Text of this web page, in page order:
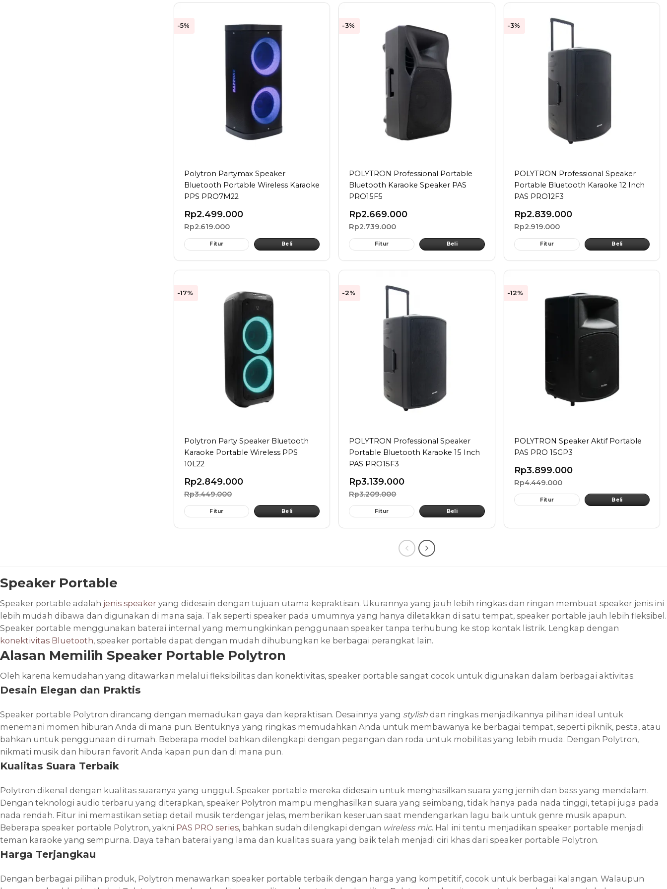
-5%
Polytron Partymax Speaker
Bluetooth Portable Wireless Karaoke
PPS PRO7M22
Rp2.499.000
Rp2.619.000
Fitur Beli
-3%
POLYTRON Professional Portable
Bluetooth Karaoke Speaker PAS
PRO15F5
Rp2.669.000
Rp2.739.000
Fitur Beli
-3%
POLYTRON Professional Speaker
Portable Bluetooth Karaoke 12 Inch
PAS PRO12F3
Rp2.839.000
Rp2.919.000
Fitur Beli
-17%
Polytron Party Speaker Bluetooth
Karaoke Portable Wireless PPS
10L22
Rp2.849.000
Rp3.449.000
Fitur Beli
-2%
POLYTRON Professional Speaker
Portable Bluetooth Karaoke 15 Inch
PAS PRO15F3
Rp3.139.000
Rp3.209.000
Fitur Beli
-12%
POLYTRON Speaker Aktif Portable
PAS PRO 15GP3
Rp3.899.000
Rp4.449.000
Fitur Beli
Speaker Portable
Speaker portable adalah jenis speaker yang didesain dengan tujuan utama kepraktisan. Ukurannya yang jauh lebih ringkas dan ringan membuat speaker jenis ini
lebih mudah dibawa dan digunakan di mana saja. Tak seperti speaker pada umumnya yang hanya diletakkan di satu tempat, speaker portable jauh lebih fleksibel.
Speaker portable menggunakan baterai internal yang memungkinkan penggunaan speaker tanpa terhubung ke stop kontak listrik. Lengkap dengan
konektivitas Bluetooth, speaker portable dapat dengan mudah dihubungkan ke berbagai perangkat lain.
Alasan Memilih Speaker Portable Polytron
Oleh karena kemudahan yang ditawarkan melalui fleksibilitas dan konektivitas, speaker portable sangat cocok untuk digunakan dalam berbagai aktivitas.
Desain Elegan dan Praktis
Speaker portable Polytron dirancang dengan memadukan gaya dan kepraktisan. Desainnya yang stylish dan ringkas menjadikannya pilihan ideal untuk
menemani momen hiburan Anda di mana pun. Bentuknya yang ringkas memudahkan Anda untuk membawanya ke berbagai tempat, seperti piknik, pesta, atau
bahkan untuk penggunaan di rumah. Beberapa model bahkan dilengkapi dengan pegangan dan roda untuk mobilitas yang lebih muda. Dengan Polytron,
nikmati musik dan hiburan favorit Anda kapan pun dan di mana pun.
Kualitas Suara Terbaik
Polytron dikenal dengan kualitas suaranya yang unggul. Speaker portable mereka didesain untuk menghasilkan suara yang jernih dan bass yang mendalam.
Dengan teknologi audio terbaru yang diterapkan, speaker Polytron mampu menghasilkan suara yang seimbang, tidak hanya pada nada tinggi, tetapi juga pada
nada rendah. Fitur ini memastikan setiap detail musik terdengar jelas, memberikan keseruan saat mendengarkan lagu baik untuk genre musik apapun.
Beberapa speaker portable Polytron, yakni PAS PRO series, bahkan sudah dilengkapi dengan wireless mic. Hal ini tentu menjadikan speaker portable menjadi
teman karaoke yang sempurna. Daya tahan baterai yang lama dan kualitas suara yang baik telah menjadi ciri khas dari speaker portable Polytron.
Harga Terjangkau
Dengan berbagai pilihan produk, Polytron menawarkan speaker portable terbaik dengan harga yang kompetitif, cocok untuk berbagai kalangan. Walaupun